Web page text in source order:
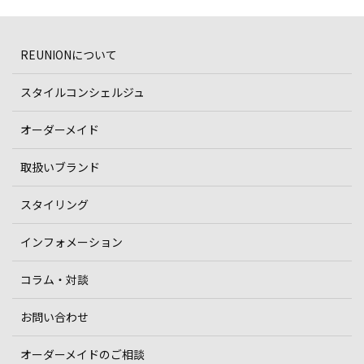
REUNIONについて
スタイルコンシェルジュ
オーダーメイド
取扱いブランド
スタイリング
インフォメーション
コラム・対談
お問い合わせ
オーダーメイドのご相談